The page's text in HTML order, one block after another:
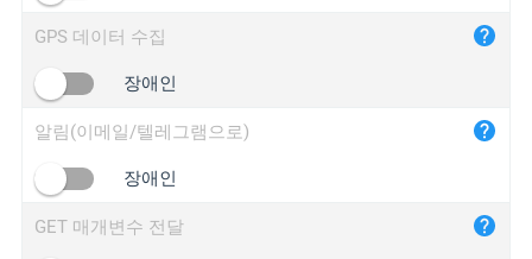
iplogger.cn
GPS 데이터 수집
장애인
알림(이메일/텔레그램으로)
장애인
GET 매개변수 전달